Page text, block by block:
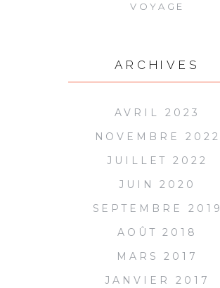
VOYAGE
ARCHIVES
AVRIL 2023
NOVEMBRE 2022
JUILLET 2022
JUIN 2020
SEPTEMBRE 2019
AOÛT 2018
MARS 2017
JANVIER 2017